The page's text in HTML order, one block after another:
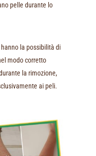
pelle durante lo
la possibilità di
modo corretto
la rimozione,
ai peli.